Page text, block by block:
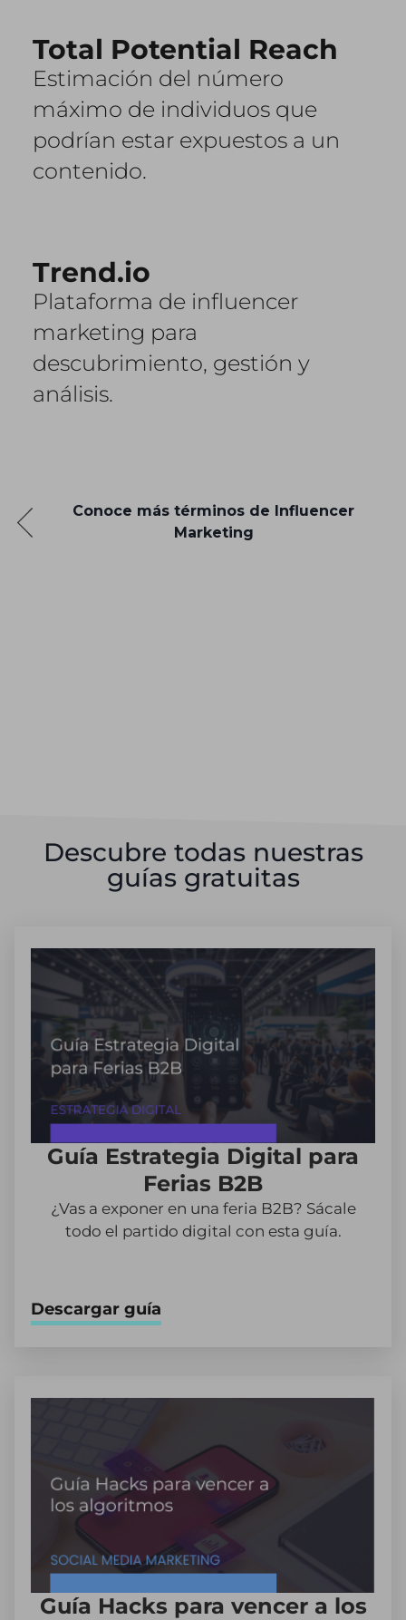
Total Potential Reach
Estimación del número
máximo de individuos que
podrían estar expuestos a un
contenido.
Trend.io
Plataforma de influencer
marketing para
descubrimiento, gestión y
análisis.
Conoce más términos de Influencer
Marketing
Descubre todas nuestras
guías gratuitas
Guía Estrategia Digital para
Ferias B2B
¿Vas a exponer en una feria B2B? Sácale
todo el partido digital con esta guía.
Descargar guía
Guía Hacks para vencer a los